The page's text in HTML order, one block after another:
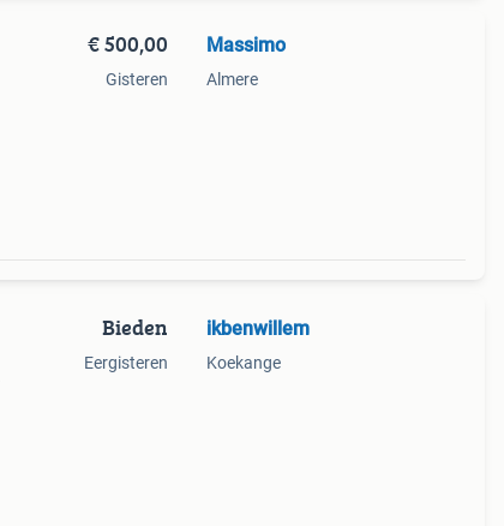
€ 500,00
Gisteren
Massimo
Almere
Bieden
Eergisteren
ikbenwillem
Koekange